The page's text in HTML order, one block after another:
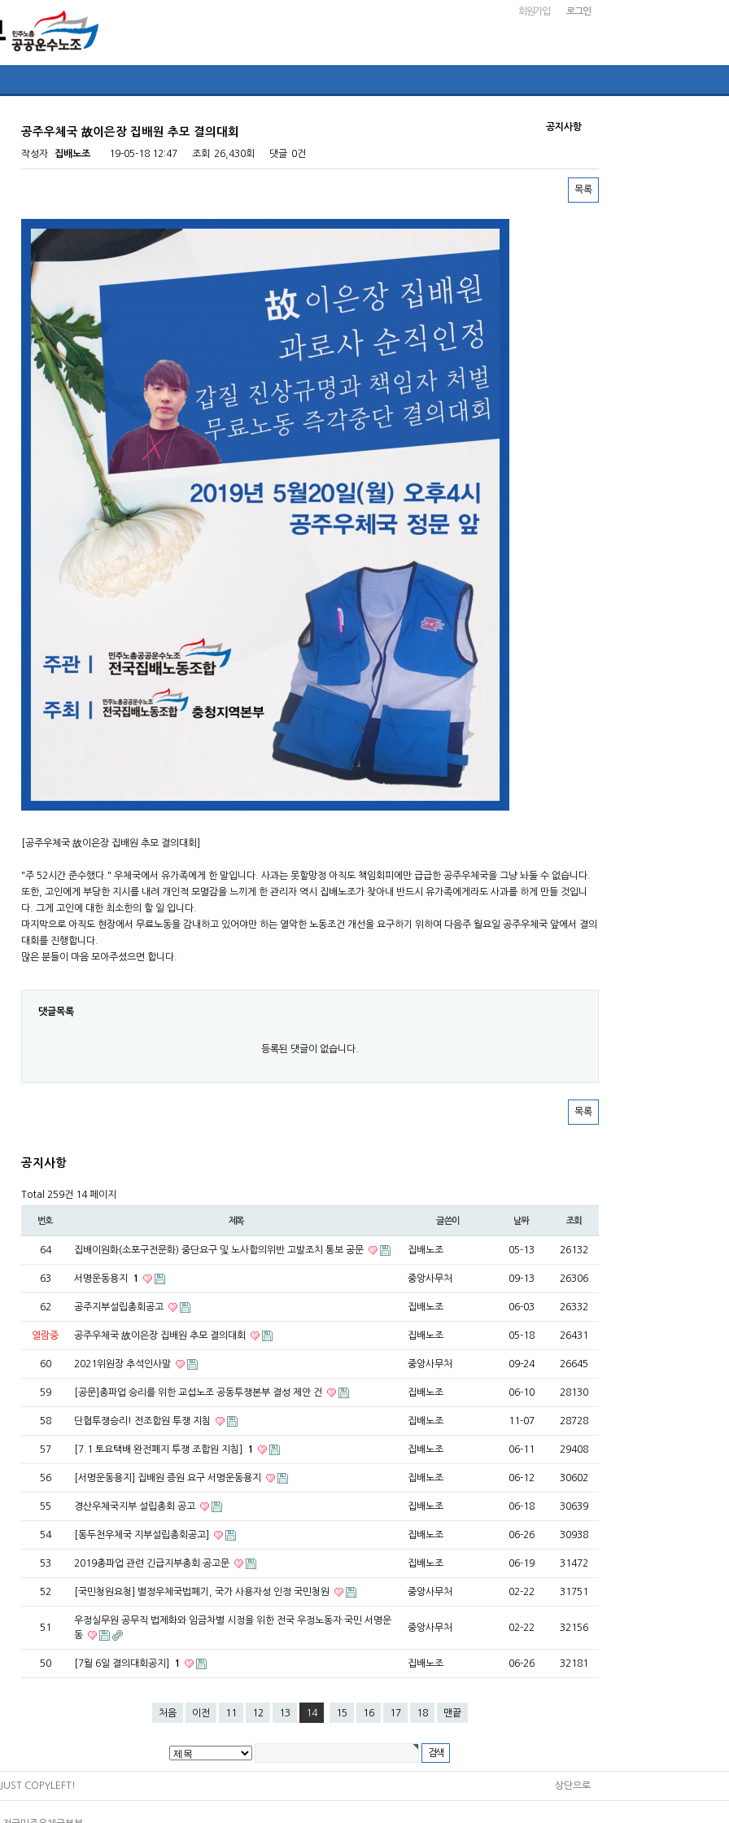
회원가입 로그인
공지사항
공주우체국 故이은장 집배원 추모 결의대회
작성자 집배노조 19-05-18 12:47 조회 26,430회 댓글 0건
목록
[공주우체국 故이은장 집배원 추모 결의대회]
"주 52시간 준수했다." 우체국에서 유가족에게 한 말입니다. 사과는 못할망정 아직도 책임회피에만 급급한 공주우체국을 그냥 놔둘 수 없습니다.
또한, 고인에게 부당한 지시를 내려 개인적 모멸감을 느끼게 한 관리자 역시 집배노조가 찾아내 반드시 유가족에게라도 사과를 하게 만들 것입니
다. 그게 고인에 대한 최소한의 할 일 입니다.
마지막으로 아직도 현장에서 무료노동을 감내하고 있어야만 하는 열악한 노동조건 개선을 요구하기 위하여 다음주 월요일 공주우체국 앞에서 결의
대회를 진행합니다.
많은 분들이 마음 모아주셨으면 합니다.
댓글목록
등록된 댓글이 없습니다.
목록
공지사항
Total 259건 14 페이지
번호 제목 글쓴이 날짜 조회
64 집배이원화(소포구전문화) 중단요구 및 노사합의위반 고발조치 통보 공문 집배노조 05-13 26132
63 서명운동용지 1 중앙사무처 09-13 26306
62 공주지부설립총회공고 집배노조 06-03 26332
열람중 공주우체국 故이은장 집배원 추모 결의대회 집배노조 05-18 26431
60 2021위원장 추석인사말 중앙사무처 09-24 26645
59 [공문]총파업 승리를 위한 교섭노조 공동투쟁본부 결성 제안 건 집배노조 06-10 28130
58 단협투쟁승리! 전조합원 투쟁 지침 집배노조 11-07 28728
57 [7.1 토요택배 완전폐지 투쟁 조합원 지침] 1 집배노조 06-11 29408
56 [서명운동용지] 집배원 증원 요구 서명운동용지 집배노조 06-12 30602
55 경산우체국지부 설립총회 공고 집배노조 06-18 30639
54 [동두천우체국 지부설립총회공고] 집배노조 06-26 30938
53 2019총파업 관련 긴급지부총회 공고문 집배노조 06-19 31472
52 [국민청원요청] 별정우체국법폐기, 국가 사용자성 인정 국민청원 중앙사무처 02-22 31751
51
우정실무원 공무직 법제화와 임금차별 시정을 위한 전국 우정노동자·국민 서명운
동
중앙사무처 02-22 32156
50 [7월 6일 결의대회공지] 1 집배노조 06-26 32181
처음 이전 11 12 13 14 15 16 17 18 맨끝
COPYLEFT! 상단으로